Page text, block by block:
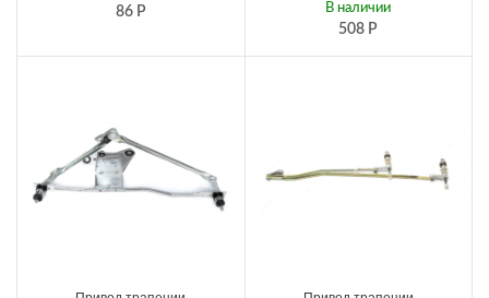
86 Р
508 Р
В наличии